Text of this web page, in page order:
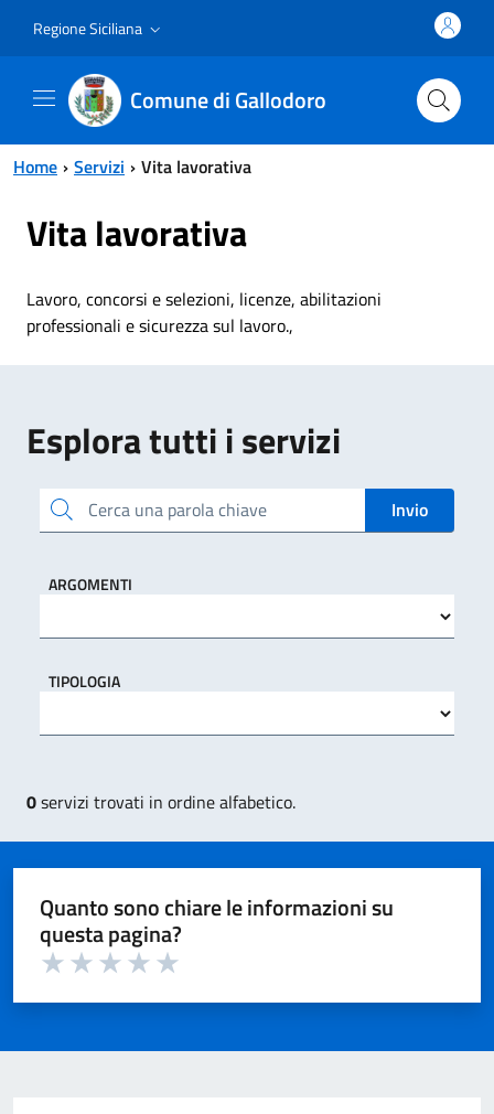
Regione Siciliana
Comune di Gallodoro
Home Servizi Vita lavorativa
Vita lavorativa
Lavoro, concorsi e selezioni, licenze, abilitazioni
professionali e sicurezza sul lavoro.,
Esplora tutti i servizi
Cerca una parola chiave Invio
ARGOMENTI
TIPOLOGIA
0servizi trovati in ordine alfabetico.
Quanto sono chiare le informazioni su
questa pagina?